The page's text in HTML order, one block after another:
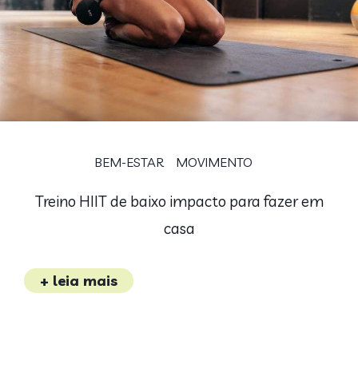
BEM-ESTAR MOVIMENTO
Treino HIIT de baixo impacto para fazer em
casa
+ leia mais